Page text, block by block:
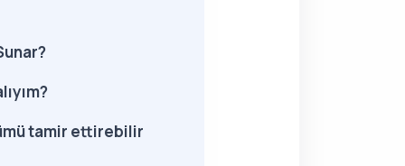
tamir ettirebilir